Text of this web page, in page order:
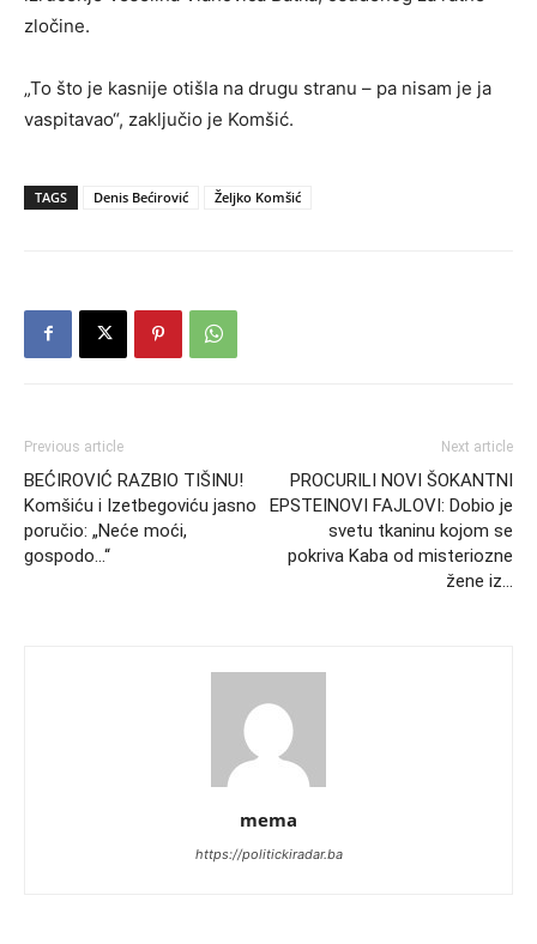
zločine.
„To što je kasnije otišla na drugu stranu – pa nisam je ja
vaspitavao“, zaključio je Komšić.
TAGS Denis Bećirović Željko Komšić
Previous article
BEĆIROVIĆ RAZBIO TIŠINU!
Komšiću i Izetbegoviću jasno
poručio: „Neće moći,
gospodo…“
Next article
PROCURILI NOVI ŠOKANTNI
EPSTEINOVI FAJLOVI: Dobio je
svetu tkaninu kojom se
pokriva Kaba od misteriozne
žene iz…
mema
https://politickiradar.ba